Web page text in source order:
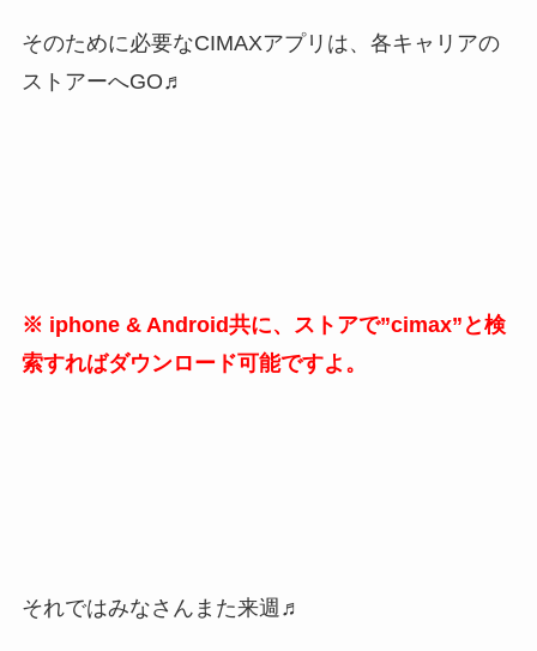
そのために必要なCIMAXアプリは、各キャリアの
ストアーへGO♬
※ iphone & Android共に、ストアで”cimax”と検
索すればダウンロード可能ですよ。
それではみなさんまた来週♬